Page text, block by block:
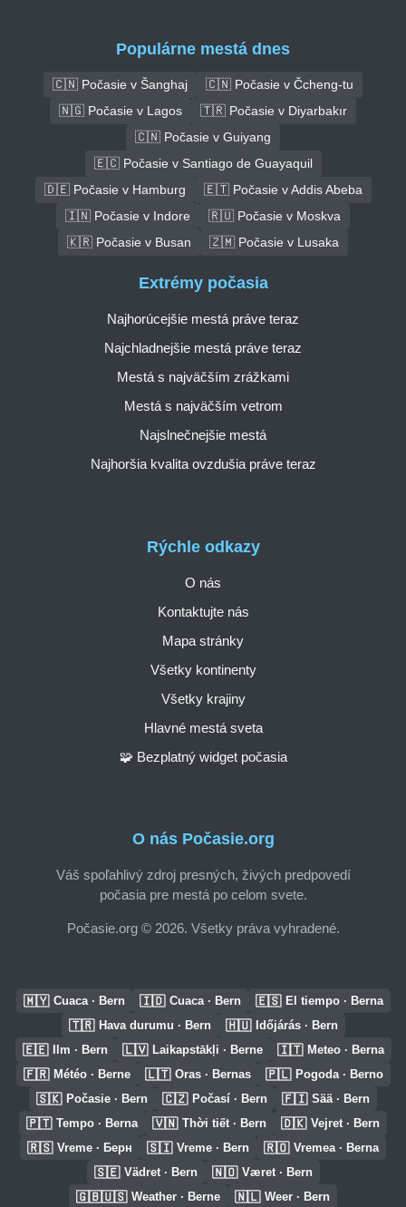
Populárne mestá dnes
🇨🇳 Počasie v Šanghaj
🇨🇳 Počasie v Čcheng-tu
🇳🇬 Počasie v Lagos
🇹🇷 Počasie v Diyarbakır
🇨🇳 Počasie v Guiyang
🇪🇨 Počasie v Santiago de Guayaquil
🇩🇪 Počasie v Hamburg
🇪🇹 Počasie v Addis Abeba
🇮🇳 Počasie v Indore
🇷🇺 Počasie v Moskva
🇰🇷 Počasie v Busan
🇿🇲 Počasie v Lusaka
O nás Počasie.org
Váš spoľahlivý zdroj presných, živých predpovedí
počasia pre mestá po celom svete.
Počasie.org © 2026. Všetky práva vyhradené.
Rýchle odkazy
O nás
Kontaktujte nás
Mapa stránky
Všetky kontinenty
Všetky krajiny
Hlavné mestá sveta
🧩 Bezplatný widget počasia
Extrémy počasia
Najhorúcejšie mestá práve teraz
Najchladnejšie mestá práve teraz
Mestá s najväčším zrážkami
Mestá s najväčším vetrom
Najslnečnejšie mestá
Najhoršia kvalita ovzdušia práve teraz
🇲🇾 Cuaca · Bern 🇮🇩 Cuaca · Bern 🇪🇸 El tiempo · Berna
🇹🇷 Hava durumu · Bern 🇭🇺 Időjárás · Bern
🇪🇪 Ilm · Bern 🇱🇻 Laikapstākļi · Berne 🇮🇹 Meteo · Berna
🇫🇷 Météo · Berne 🇱🇹 Oras · Bernas 🇵🇱 Pogoda · Berno
🇸🇰 Počasie · Bern 🇨🇿 Počasí · Bern 🇫🇮 Sää · Bern
🇵🇹 Tempo · Berna 🇻🇳 Thời tiết · Bern 🇩🇰 Vejret · Bern
🇷🇸 Vreme · Берн 🇸🇮 Vreme · Bern 🇷🇴 Vremea · Berna
🇸🇪 Vädret · Bern 🇳🇴 Været · Bern
🇬🇧🇺🇸 Weather · Berne 🇳🇱 Weer · Bern